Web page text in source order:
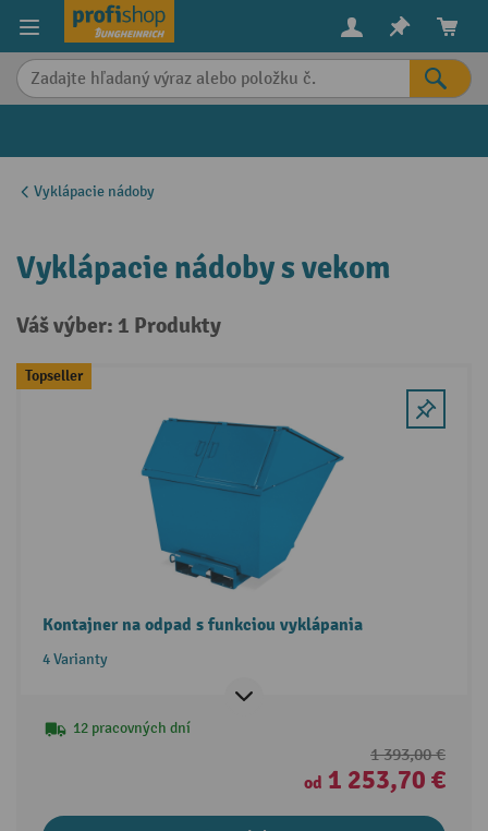
content
Vyklápacie nádoby
Vyklápacie nádoby s vekom
Váš výber: 1 Produkty
Topseller
Kontajner na odpad s funkciou vyklápania
4 Varianty
12 pracovných dní
1 393,00 €
od 1 253,70 €